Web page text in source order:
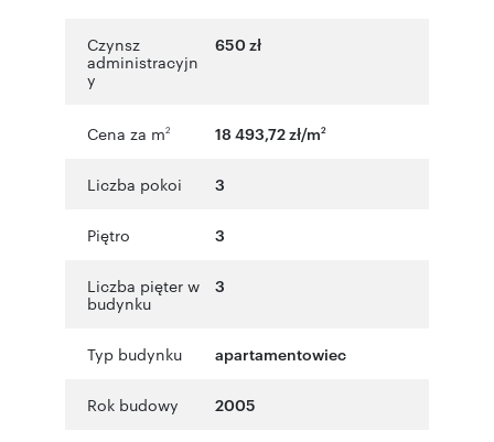
Czynsz
administracyjn
y
650 zł
Cena za m2 18 493,72 zł/m2
Liczba pokoi 3
Piętro 3
Liczba pięter w
budynku
3
Typ budynku apartamentowiec
Rok budowy 2005